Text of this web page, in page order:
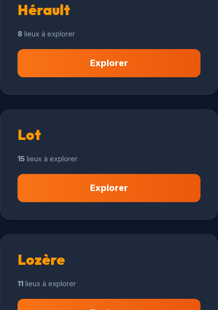
Hérault
8 lieux à explorer
Explorer
Lot
15 lieux à explorer
Explorer
Lozère
11 lieux à explorer